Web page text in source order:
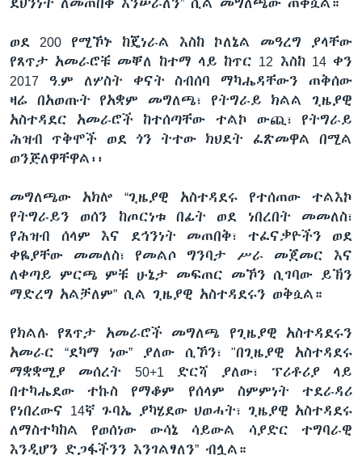
ወደ 200 የሚኾኑ ከጄነራል እስከ ኮለኔል መዓረግ ያላቸው
የጸጥታ አመራሮቹ መቐለ ከተማ ላይ ከጥር 12 እስከ 14 ቀን
2017 ዓ.ም ለሦስት ቀናት ስብሰባ ማካሔዳቸውን ጠቅሰው
ዛሬ በአወጡት የአቋም መግለጫ፣ የትግራይ ክልል ጊዜያዊ
አስተዳደር አመራሮች ከተሰጣቸው ተልኮ ውጪ፣ የትግራይ
ሕዝብ ጥቅሞች ወደ ጎን ትተው ክህደት ፈጽመዋል በሚል
ወንጅለዋቸዋል፡፡
መግለጫው አክሎ “ጊዜያዊ አስተዳደሩ የተሰጠው ተልእኮ
የትግራይን ወሰን ከጦርነቱ በፊት ወደ ነበረበት መመለስ፣
የሕዝብ ሰላም እና ደኅንነት መጠበቅ፣ ተፈናቃዮችን ወደ
ቀዬያቸው መመለስ፣ የመልሶ ግንባታ ሥራ መጀመር እና
ለቀጣይ ምርጫ ምቹ ሁኔታ መፍጠር መኾን ሲገባው ይኽን
ማድረግ አልቻለም” ሲል ጊዜያዊ አስተዳደሩን ወቅሷል።
የክልሉ የጸጥታ አመራሮች መግለጫ የጊዜያዊ አስተዳደሩን
አመራር “ደካማ ነው” ያለው ሲኾን፣ "በጊዜያዊ አስተዳደሩ
ማቋቋሚያ መሰረት 50+1 ድርሻ ያለው፣ ፕሪቶሪያ ላይ
በተካሔደው ተኩስ የማቆም የሰላም ስምምነት ተደራዳሪ
የነበረውና 14ኛ ጉባኤ ያካሄደው ህወሓት፣ ጊዜያዊ አስተዳደሩ
ለማስተካከል የወሰነው ውሳኔ ሳይውል ሳያድር ተግባራዊ
እንዲሆን ድጋፋችንን እንገልፃለን” ብሏል።